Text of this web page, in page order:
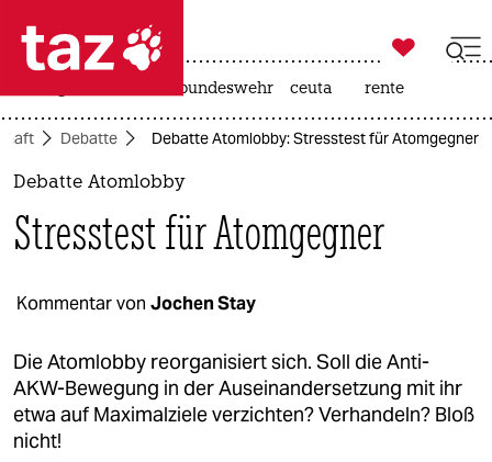
 taz zahl ich
taz zahl ich
politik
öko
gesellschaft
kultur
sport

taz zahl ich
bundeswehr ceuta rente
Debatte Debatte Atomlobby: Stresstest für Atomgegner
Debatte Atomlobby
Stresstest für Atomgegner
Kommentar von Jochen Stay
Die Atomlobby reorganisiert sich. Soll die Anti-
AKW-Bewegung in der Auseinandersetzung mit ihr
etwa auf Maximalziele verzichten? Verhandeln? Bloß
nicht!